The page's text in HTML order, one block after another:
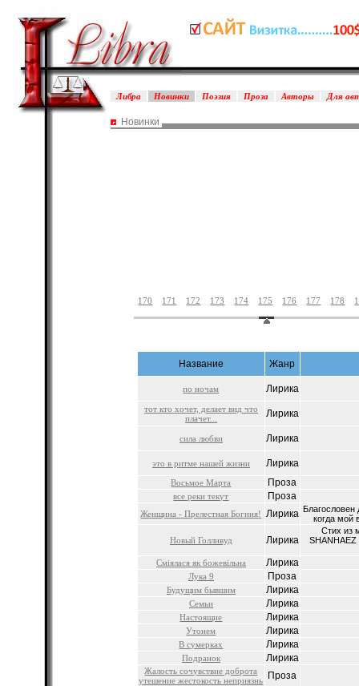
Либра Новинки Поэзия Проза Авторы Для
Новинки
170 171 172 173 174 175 176 177 178
Название Жанр
по ночам Лирика
тот кто хочет, делает вид что
плачет...
Лирика
сила любви Лирика
это в ритме нашей жизни Лирика
Восьмое Марта Проза
все реки текут Проза
Женщина - Прелестная Богиня! Лирика
когда мой
Новый Голливуд Лирика
Стих из
SHANHAEZ
Сміялася як божевільна Лирика
Лука 9 Проза
Будущим бывшим Лирика
Семьи Лирика
Настоящие Лирика
Утонем Лирика
В сумерках Лирика
Подранок Лирика
Жалость сочувствие доброта
утешение жестокость неприязнь
Проза